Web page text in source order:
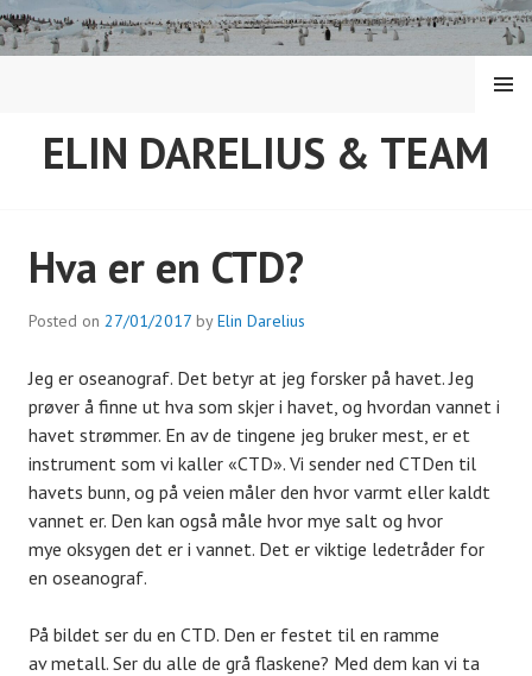
Skip
to
ELIN DARELIUS & TEAM
MENU
Hva er en CTD?
Posted on 27/01/2017 byElin Darelius
Jeg er oseanograf. Det betyr at jeg forsker på havet. Jeg
prøver å finne ut hva som skjer i havet, og hvordan vannet i
havet strømmer. En av de tingene jeg bruker mest, er et
instrument som vi kaller «CTD». Vi sender ned CTDen til
havets bunn, og på veien måler den hvor varmt eller kaldt
vannet er. Den kan også måle hvor mye salt og hvor
mye oksygen det er i vannet. Det er viktige ledetråder for
en oseanograf.
På bildet ser du en CTD. Den er festet til en ramme
av metall. Ser du alle de grå flaskene? Med dem kan vi ta